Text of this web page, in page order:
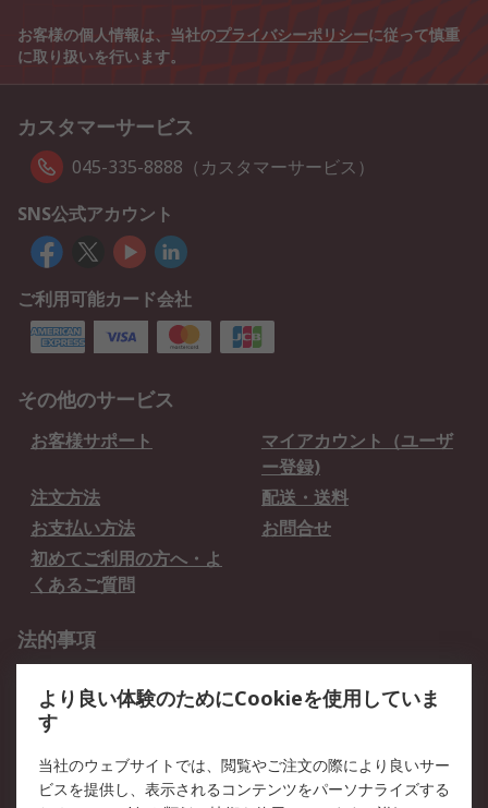
お客様の個人情報は、当社のプライバシーポリシーに従って慎重
に取り扱いを行います。
カスタマーサービス
045-335-8888（カスタマーサービス）
SNS公式アカウント
ご利用可能カード会社
その他のサービス
お客様サポート
マイアカウント（ユーザ
ー登録)
注文方法
配送・送料
お支払い方法
お問合せ
初めてご利用の方へ・よ
くあるご質問
法的事項
クッキーポリシー
RSについて
より良い体験のためにCookieを使用していま
す
当社のウェブサイトでは、閲覧やご注文の際により良いサー
ビスを提供し、表示されるコンテンツをパーソナライズする